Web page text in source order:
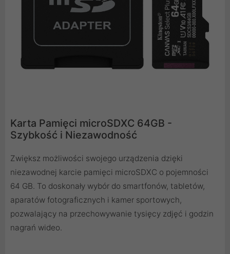
Karta Pamięci microSDXC 64GB -
Szybkość i Niezawodność
Zwiększ możliwości swojego urządzenia dzięki
niezawodnej karcie pamięci microSDXC o pojemności
64 GB. To doskonały wybór do smartfonów, tabletów,
aparatów fotograficznych i kamer sportowych,
pozwalający na przechowywanie tysięcy zdjęć i godzin
nagrań wideo.